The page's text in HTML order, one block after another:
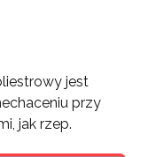
jest
przy
jak rzep.